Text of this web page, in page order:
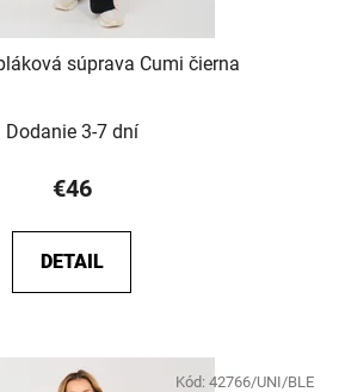
súprava Cumi čierna
Dodanie 3-7 dní
€46
DETAIL
Kód: 42766/UNI/BLE